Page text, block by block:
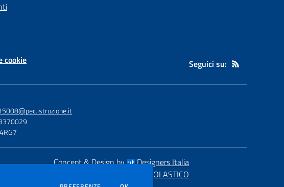
cookie Seguici su:
Concept & Design by
Designers Italia
SCUOLASTICO